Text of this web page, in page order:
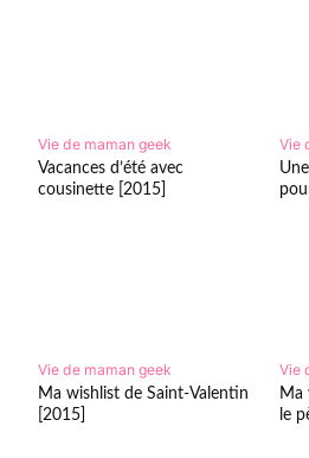
Vie de maman geek
Vacances d’été avec
cousinette [2015]
Vie
Vie de maman geek
Ma wishlist de Saint-Valentin
[2015]
Vie
Ma
le